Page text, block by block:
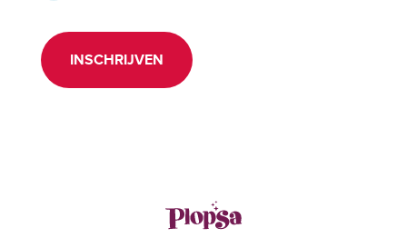
INSCHRIJVEN